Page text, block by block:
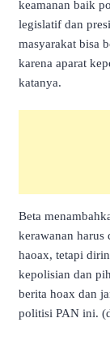
keamanan baik
legislatif dan
masyarakat bisa
karena aparat
katanya.
Beta
kerawanan harus
haoax, tetapi
kepolisian dan
berita hoax dan
politisi PAN ini.